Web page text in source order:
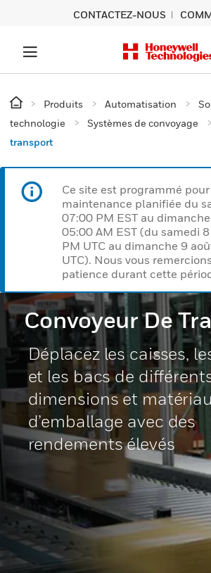
CONTACTEZ-NOUS
Produits Automatisation
technologie
Systèmes de convoyage
transport
Ce site est programmé
maintenance planifiée du
07:00 PM EST au
05:00 AM EST (du samedi
PM UTC au dimanche 9
UTC). Nous vous
patience durant cette
Convoyeur De
Déplacez les caisses,
et les bacs de
dimensions et
d’emballage avec des
rendements élevés